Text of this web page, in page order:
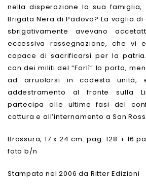
nella disperazione la sua
Brigata Nera di Padova? La voglia
sbrigativamente avevano
eccessiva rassegnazione, che vi
capace di sacrificarsi per la
con dei militi del “Forlì” lo porta,
ad arruolarsi in codesta unità,
addestramento al fronte sulla
partecipa alle ultime fasi del
cattura e all’internamento a San
Brossura, 17 x 24 cm. pag. 128 + 16
foto b/n
Stampato nel 2006 da Ritter Edizioni